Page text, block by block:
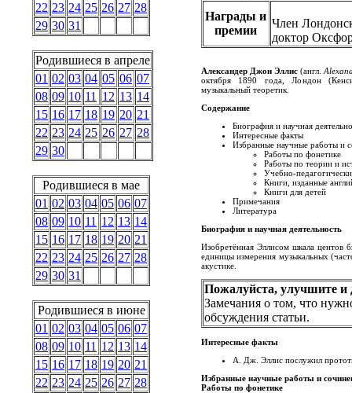
22 23 24 25 26 27 28
29 30 31
Родившиеся в апреле
01 02 03 04 05 06 07
08 09 10 11 12 13 14
15 16 17 18 19 20 21
22 23 24 25 26 27 28
29 30
Родившиеся в мае
01 02 03 04 05 06 07
08 09 10 11 12 13 14
15 16 17 18 19 20 21
22 23 24 25 26 27 28
29 30 31
Родившиеся в июне
01 02 03 04 05 06 07
08 09 10 11 12 13 14
15 16 17 18 19 20 21
22 23 24 25 26 27 28
Награды и
премии
Член
доктор
Александер Джон Эллис(англ.
октября 1890 года, Лондон
музыкальный теоретик.
Содержание
Биография и научная
Интересные факты
Избранные научные работы и
Работы по фонетике
Работы по теории и
Учебно-
Книги, изданные
Книги для детей
Примечания
Литература
Биография и научная деятельность
Изобретённая Эллисом шкала центов
единицы измерения музыкальных
акустике.
Пожалуйста, улучшите и
Замечания о том, что
обсуждения статьи.
Интересные факты
А. Дж. Эллис послужил
Избранные научные работы и
Работы по фонетике